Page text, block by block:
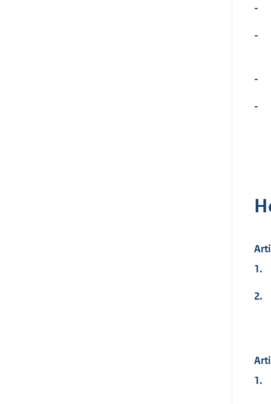
-
-
-
-
1.
2.
1.